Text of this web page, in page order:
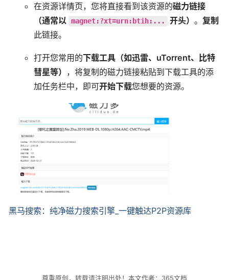
在资源详情页，您将直接看到该资源的磁力链接
（通常以
magnet:?xt=urn:btih:... 开头） 。 复制
此链接。
打开您常用的下载工具（如迅雷、uTorrent、比特
彗星等） ，将复制的磁力链接粘贴到下载工具的添
加任务栏中，即可开始下载您想要的资源。
黑马搜索：纯净磁力搜索引擎_一键触达P2P资源库
尊重原创，转载请注明出处！本文作者：365文档